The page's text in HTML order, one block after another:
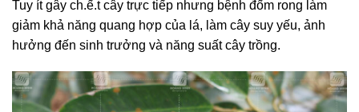
Tuy ít gây ch.ế.t cây trực tiếp nhưng bệnh đốm rong làm
giảm khả năng quang hợp của lá, làm cây suy yếu, ảnh
hưởng đến sinh trưởng và năng suất cây trồng.